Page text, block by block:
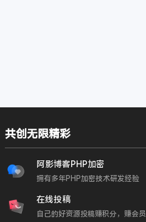
共创无限精彩
阿影博客PHP加密
拥有多年PHP加密技术研发经验
在线投稿
自己的好资源投稿赚积分，赚会员